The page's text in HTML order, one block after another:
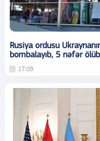
Rusiya ordusu
bombalayıb, 5 nəfər ölüb
17:09